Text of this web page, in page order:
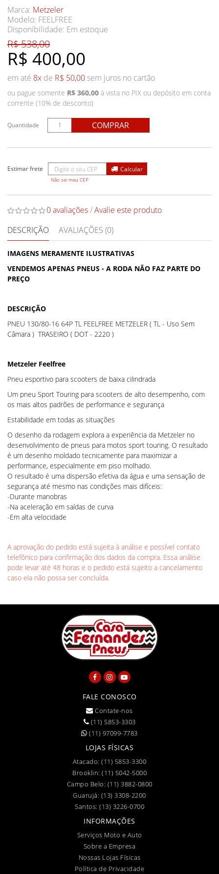
Marca: Metzeler
Modelo: FEELFREE
Disponibilidade: Em estoque
R$ 400,00
R$ 538,00
em até 8x de R$ 50,00 sem juros no cartão
ou pague somente R$ 360,00 à vista no PIX ou depósito em conta
corrente (10% de desconto)
Quantidade COMPRAR
Não sei meu CEP
0 avaliações/Avalie este produto
DESCRIÇÃO
AVALIAÇÕES (0)
IMAGENS MERAMENTE ILUSTRATIVAS
VENDEMOS APENAS PNEUS - A RODA NÃO FAZ PARTE DO
PREÇO
DESCRIÇÃO
PNEU 130/80-16 64P TL FEELFREE METZELER ( TL - Uso Sem
Câmara ) TRASEIRO ( DOT - 2220 )
Metzeler Feelfree
Pneu esportivo para scooters de baixa cilindrada
Um pneu Sport Touring para scooters de alto desempenho, com
os mais altos padrões de performance e segurança
Estabilidade em todas as situações
O desenho da rodagem explora a experiência da Metzeler no
desenvolvimento de pneus para motos sport touring. O resultado
é um desenho moldado tecnicamente para maximizar a
performance, especialmente em piso molhado.
O resultado é uma dispersão efetiva da água e uma sensação de
segurança até mesmo nas condições mais difíceis:
-Durante manobras
-Na aceleração em saídas de curva
-Em alta velocidade
A aprovação do pedido está sujeita à análise e possível contato
telefônico para confirmação dos dados da compra. Essa análise
pode levar até 48 horas e o pedido está sujeito a cancelamento
caso ela não possa ser concluída.
FALE CONOSCO
Contate-nos
(11) 5853-3303
(11) 97099-7783
LOJAS FÍSICAS
Atacado:(11) 5853-3300
Brooklin: (11) 5042-5000
Campo Belo: (11) 3882-0800
Guarujá: (13) 3308-2200
Santos: (13) 3226-0700
INFORMAÇÕES
Serviços Moto e Auto
Sobre a Empresa
Nossas Lojas Físicas
Política de Privacidade